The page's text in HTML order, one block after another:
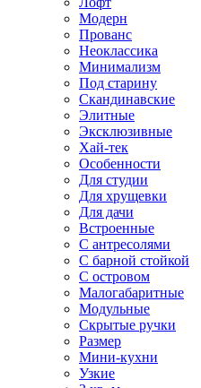
Модерн
Прованс
Неоклассика
Минимализм
Под старину
Скандинавские
Элитные
Эксклюзивные
Хай-тек
Особенности
Для студии
Для хрущевки
Для дачи
Встроенные
С антресолями
С барной стойкой
С островом
Малогабаритные
Модульные
Скрытые ручки
Размер
Мини-кухни
Узкие